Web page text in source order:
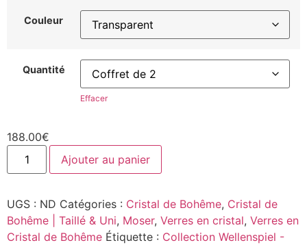
Couleur
Quantité
Effacer
188.00€
Ajouter au panier
UGS : ND Catégories : Cristal de Bohême, Cristal de
Bohême | Taillé & Uni, Moser, Verres en cristal, Verres en
Cristal de Bohême Étiquette : Collection Wellenspiel -